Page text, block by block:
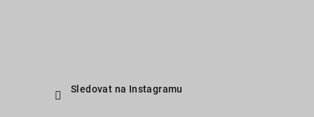
Sledovat na Instagramu